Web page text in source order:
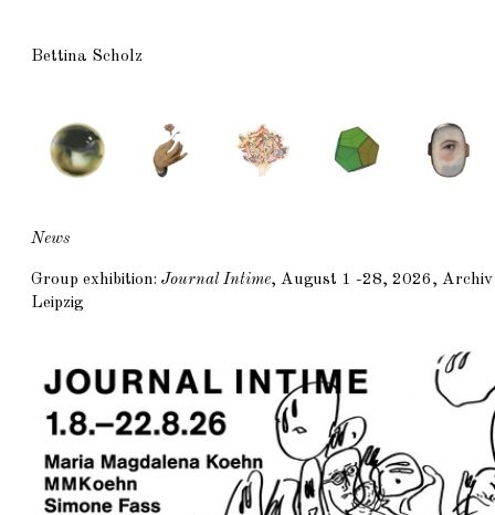
Bettina Scholz
News
Group exhibition: Journal Intime, August 1 -28, 2026, Archiv
Leipzig